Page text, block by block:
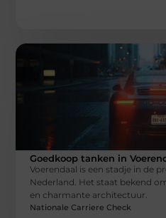
Goedkoop tanken in
Voerendaal is een stadje in de
Nederland. Het staat bekend
en charmante architectuur.
Nationale Carriere Check